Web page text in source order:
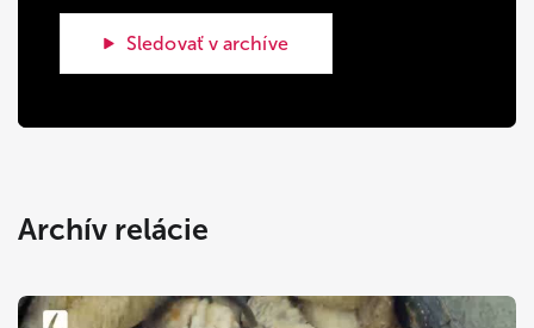
Sledovať v archíve
Archív relácie